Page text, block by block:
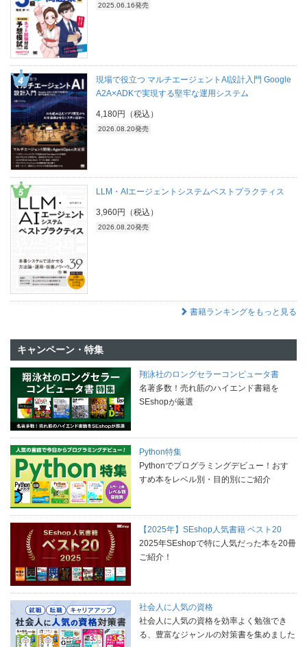
2025.06.16発売
現場で役立つ マルチエージェントAI設計入門 Google
A2A×ADKで実現する堅牢な運用システム
4,180円（税込）
2026.08.20発売
LLM・AIエージェントシステムベストプラクティス
3,960円（税込）
2026.08.20発売
書籍ランキングをもっと見る
キャンペーン・特集
翔泳社のロングセラーコンピュータ書
名著多数！売れ筋のハイエンド書籍を
SEshopが厳選
Python特集
Pythonでプログラミングデビュー！おす
すめ本をレベル別・目的別にご紹介
【2025年】SEshop人気書籍 ベスト20
2025年SEshopで特に人気だった本を20冊
ご紹介！
社会人に人気の資格
社会人に人気の資格を効率よく勉強でき
る、豊富なジャンルの対策書を集めました